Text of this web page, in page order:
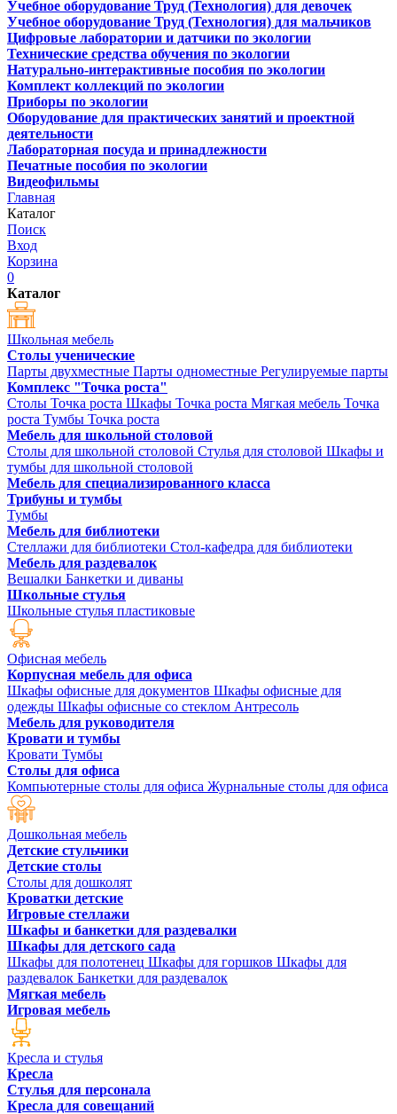
Учебное оборудование Труд (Технология) для девочек
Учебное оборудование Труд (Технология) для мальчиков
Цифровые лаборатории и датчики по экологии
Технические средства обучения по экологии
Натурально-интерактивные пособия по экологии
Комплект коллекций по экологии
Приборы по экологии
Оборудование для практических занятий и проектной
деятельности
Лабораторная посуда и принадлежности
Печатные пособия по экологии
Видеофильмы
Главная
Каталог
Поиск
Вход
Корзина
0
Каталог
Школьная мебель
Столы ученические
Парты двухместные Парты одноместные Регулируемые парты
Комплекс "Точка роста"
Столы Точка роста Шкафы Точка роста Мягкая мебель Точка
роста Тумбы Точка роста
Мебель для школьной столовой
Столы для школьной столовой Стулья для столовой Шкафы и
тумбы для школьной столовой
Мебель для специализированного класса
Трибуны и тумбы
Тумбы
Мебель для библиотеки
Стеллажи для библиотеки Стол-кафедра для библиотеки
Мебель для раздевалок
Вешалки Банкетки и диваны
Школьные стулья
Школьные стулья пластиковые
Офисная мебель
Корпусная мебель для офиса
Шкафы офисные для документов Шкафы офисные для
одежды Шкафы офисные со стеклом Антресоль
Мебель для руководителя
Кровати и тумбы
Кровати Тумбы
Столы для офиса
Компьютерные столы для офиса Журнальные столы для офиса
Дошкольная мебель
Детские стульчики
Детские столы
Столы для дошколят
Кроватки детские
Игровые стеллажи
Шкафы и банкетки для раздевалки
Шкафы для детского сада
Шкафы для полотенец Шкафы для горшков Шкафы для
раздевалок Банкетки для раздевалок
Мягкая мебель
Игровая мебель
Кресла и стулья
Кресла
Стулья для персонала
Кресла для совещаний